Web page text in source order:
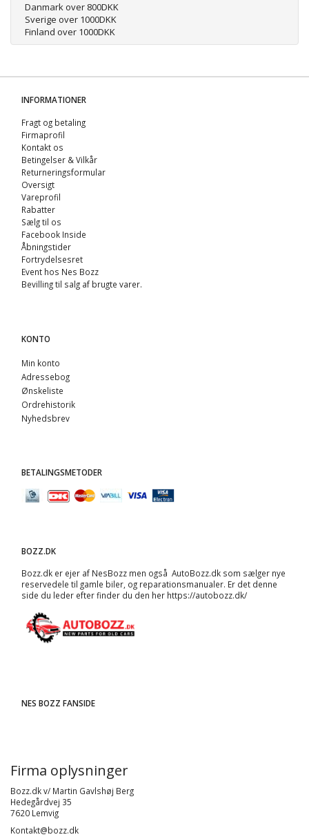
Danmark over 800DKK
Sverige over 1000DKK
Finland over 1000DKK
INFORMATIONER
Fragt og betaling
Firmaprofil
Kontakt os
Betingelser & Vilkår
Returneringsformular
Oversigt
Vareprofil
Rabatter
Sælg til os
Facebook Inside
Åbningstider
Fortrydelsesret
Event hos Nes Bozz
Bevilling til salg af brugte varer.
KONTO
Min konto
Adressebog
Ønskeliste
Ordrehistorik
Nyhedsbrev
BETALINGSMETODER
BOZZ.DK
Bozz.dk er ejer af NesBozz men også AutoBozz.dk som sælger nye
reservedele til gamle biler, og reparationsmanualer. Er det denne
side du leder efter finder du den her https://autobozz.dk/
NES BOZZ FANSIDE
Firma oplysninger
Bozz.dk v/ Martin Gavlshøj Berg
Hedegårdvej 35
7620 Lemvig
Kontakt@bozz.dk